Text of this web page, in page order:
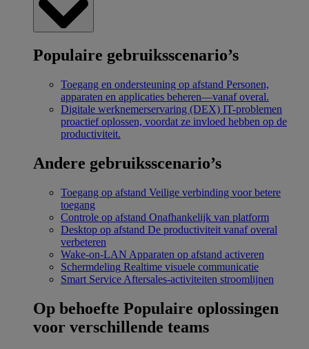
Populaire gebruiksscenario’s
Toegang en ondersteuning op afstand Personen,
apparaten en applicaties beheren—vanaf overal.
Digitale werknemerservaring (DEX) IT-problemen
proactief oplossen, voordat ze invloed hebben op de
productiviteit.
Andere gebruiksscenario’s
Toegang op afstand Veilige verbinding voor betere
toegang
Controle op afstand Onafhankelijk van platform
Desktop op afstand De productiviteit vanaf overal
verbeteren
Wake-on-LAN Apparaten op afstand activeren
Schermdeling Realtime visuele communicatie
Smart Service Aftersales-activiteiten stroomlijnen
Op behoefte Populaire oplossingen
voor verschillende teams